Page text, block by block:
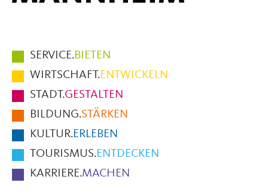
Hauptmenüpunkte
im
Fußbereich
der
Seite
SERVICE.BIETEN
WIRTSCHAFT.ENTWICKELN
STADT.GESTALTEN
BILDUNG.STÄRKEN
KULTUR.ERLEBEN
TOURISMUS.ENTDECKEN
KARRIERE.MACHEN